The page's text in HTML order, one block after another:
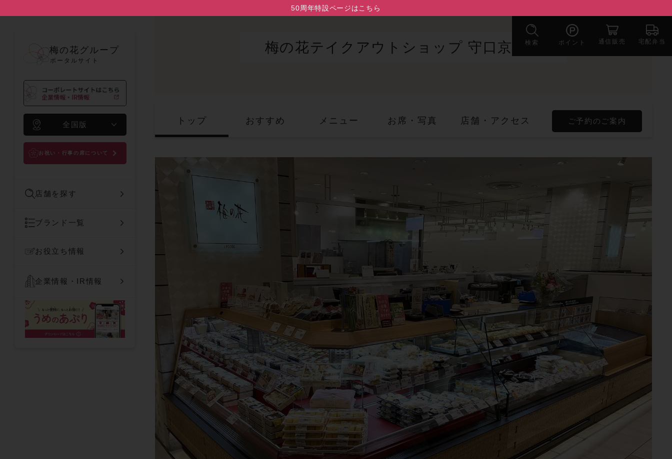
50周年特設ページはこちら
梅の花グループ
ポータルサイト
全国版
お祝い・行事の席について
店舗を探す
ブランド一覧
お役立ち情報
企業情報・IR情報
検索 ポイント 通信販売 宅配弁当
梅の花テイクアウトショップ 守口京阪店
トップ おすすめ メニュー お席・写真 店舗・アクセス ご予約のご案内